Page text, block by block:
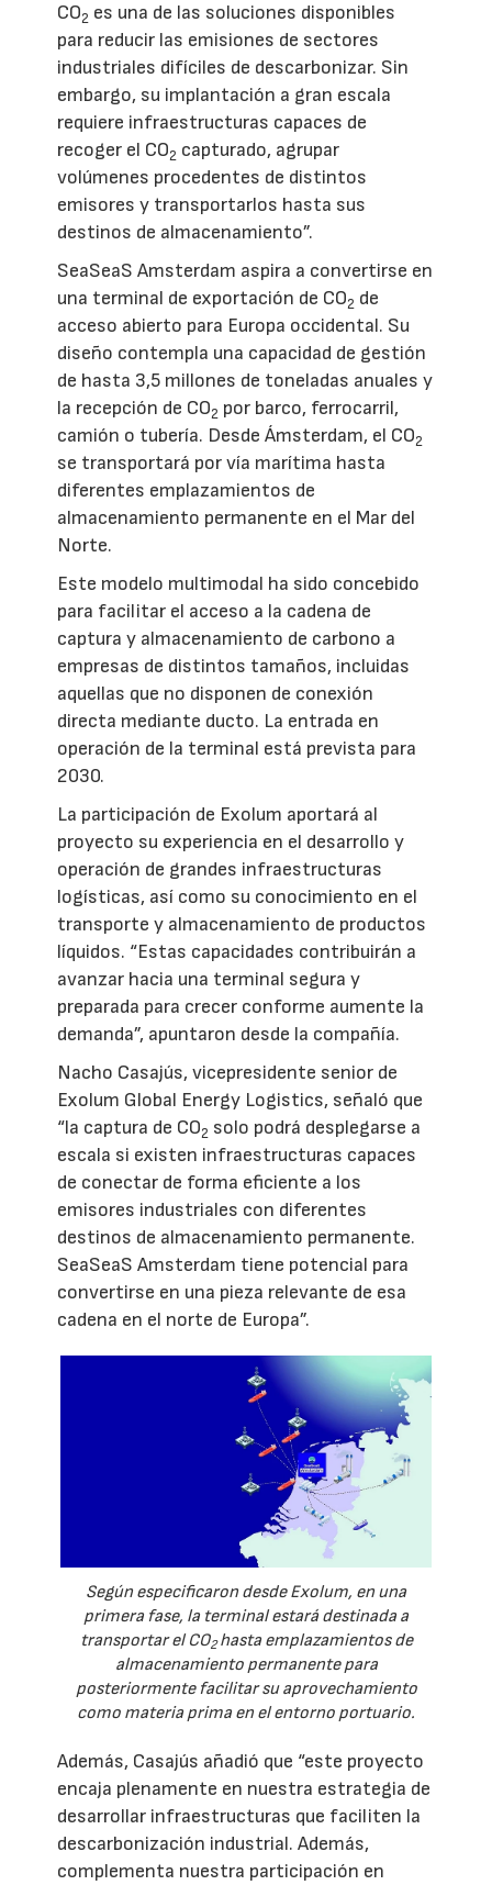
CO2 es una de las soluciones disponibles
para reducir las emisiones de sectores
industriales difíciles de descarbonizar. Sin
embargo, su implantación a gran escala
requiere infraestructuras capaces de
recoger el CO2 capturado, agrupar
volúmenes procedentes de distintos
emisores y transportarlos hasta sus
destinos de almacenamiento”.
SeaSeaS Amsterdam aspira a convertirse en
una terminal de exportación de CO2 de
acceso abierto para Europa occidental. Su
diseño contempla una capacidad de gestión
de hasta 3,5 millones de toneladas anuales y
la recepción de CO2 por barco, ferrocarril,
camión o tubería. Desde Ámsterdam, el CO2
se transportará por vía marítima hasta
diferentes emplazamientos de
almacenamiento permanente en el Mar del
Norte.
Este modelo multimodal ha sido concebido
para facilitar el acceso a la cadena de
captura y almacenamiento de carbono a
empresas de distintos tamaños, incluidas
aquellas que no disponen de conexión
directa mediante ducto. La entrada en
operación de la terminal está prevista para
2030.
La participación de Exolum aportará al
proyecto su experiencia en el desarrollo y
operación de grandes infraestructuras
logísticas, así como su conocimiento en el
transporte y almacenamiento de productos
líquidos. “Estas capacidades contribuirán a
avanzar hacia una terminal segura y
preparada para crecer conforme aumente la
demanda”, apuntaron desde la compañía.
Nacho Casajús, vicepresidente senior de
Exolum Global Energy Logistics, señaló que
“la captura de CO2 solo podrá desplegarse a
escala si existen infraestructuras capaces
de conectar de forma eficiente a los
emisores industriales con diferentes
destinos de almacenamiento permanente.
SeaSeaS Amsterdam tiene potencial para
convertirse en una pieza relevante de esa
cadena en el norte de Europa”.
Según especificaron desde Exolum, en una
primera fase, la terminal estará destinada a
transportar el CO2hasta emplazamientos de
almacenamiento permanente para
posteriormente facilitar su aprovechamiento
como materia prima en el entorno portuario.
Además, Casajús añadió que “este proyecto
encaja plenamente en nuestra estrategia de
desarrollar infraestructuras que faciliten la
descarbonización industrial. Además,
complementa nuestra participación en